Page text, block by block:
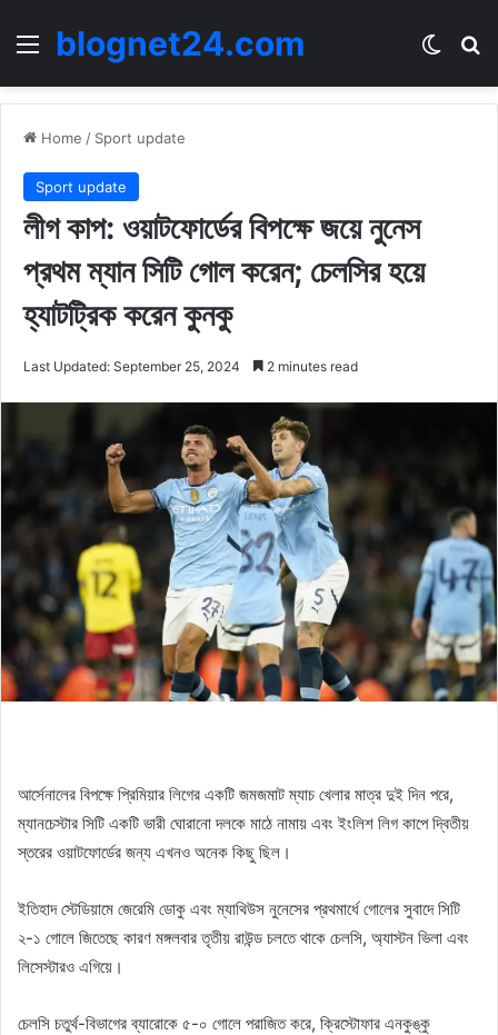
Menublognet24.com
Home / Sport update
Sport update
লীগ কাপ: ওয়াটফোর্ডের বিপক্ষে জয়ে নুনেস
প্রথম ম্যান সিটি গোল করেন; চেলসির হয়ে
হ্যাটট্রিক করেন কুনকু
Last Updated: September 25, 2024 2 minutes read
আর্সেনালের বিপক্ষে প্রিমিয়ার লিগের একটি জমজমাট ম্যাচ খেলার মাত্র দুই দিন পরে,
ম্যানচেস্টার সিটি একটি ভারী ঘোরানো দলকে মাঠে নামায় এবং ইংলিশ লিগ কাপে দ্বিতীয়
স্তরের ওয়াটফোর্ডের জন্য এখনও অনেক কিছু ছিল।
ইতিহাদ স্টেডিয়ামে জেরেমি ডোকু এবং ম্যাথিউস নুনেসের প্রথমার্ধে গোলের সুবাদে সিটি
২-১ গোলে জিতেছে কারণ মঙ্গলবার তৃতীয় রাউন্ড চলতে থাকে চেলসি, অ্যাস্টন ভিলা এবং
লিসেস্টারও এগিয়ে।
চেলসি চতুর্থ-বিভাগের ব্যারোকে ৫-০ গোলে পরাজিত করে, ক্রিস্টোফার এনকুঙ্কু